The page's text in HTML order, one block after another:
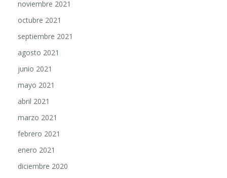
octubre 2021
septiembre 2021
agosto 2021
junio 2021
mayo 2021
abril 2021
marzo 2021
febrero 2021
enero 2021
diciembre 2020
noviembre 2020